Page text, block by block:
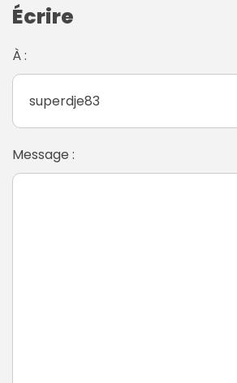
Écrire
À :
Message :